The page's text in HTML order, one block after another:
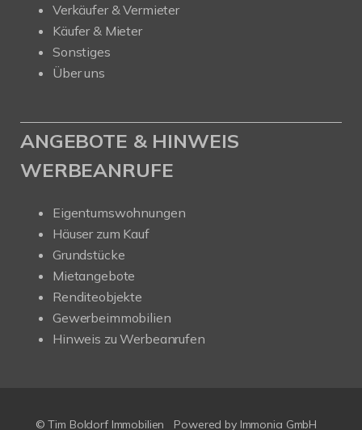
Verkäufer & Vermieter
Käufer & Mieter
Sonstiges
Über uns
ANGEBOTE & HINWEIS
WERBEANRUFE
Eigentumswohnungen
Häuser zum Kauf
Grundstücke
Mietangebote
Renditeobjekte
Gewerbeimmobilien
Hinweis zu Werbeanrufen
© Tim Boldorf Immobilien Powered by Immonia GmbH